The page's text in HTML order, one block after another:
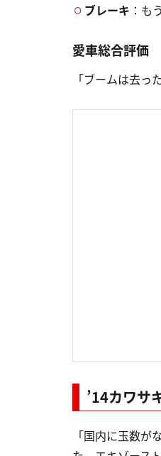
ブレーキ ：も
愛車総合評価
「ブームは去っ
’14カワサ
「国内に玉数